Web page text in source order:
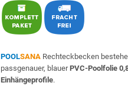
POOLSANA Rechteckbecken
passgenauer, blauerPVC-Poolfolie
Einhängeprofile.